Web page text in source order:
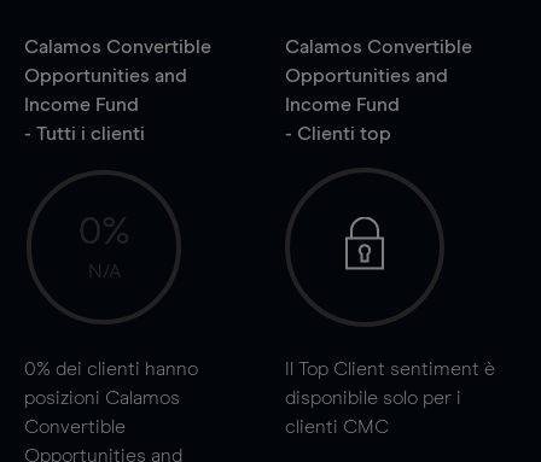
Calamos Convertible
Opportunities and
Income Fund
- Tutti i clienti
0%
N/A
0% dei clienti hanno
posizioni Calamos
Convertible
Opportunities and
Calamos Convertible
Opportunities and
Income Fund
- Clienti top
Il Top Client sentiment è
disponibile solo per i
clienti CMC